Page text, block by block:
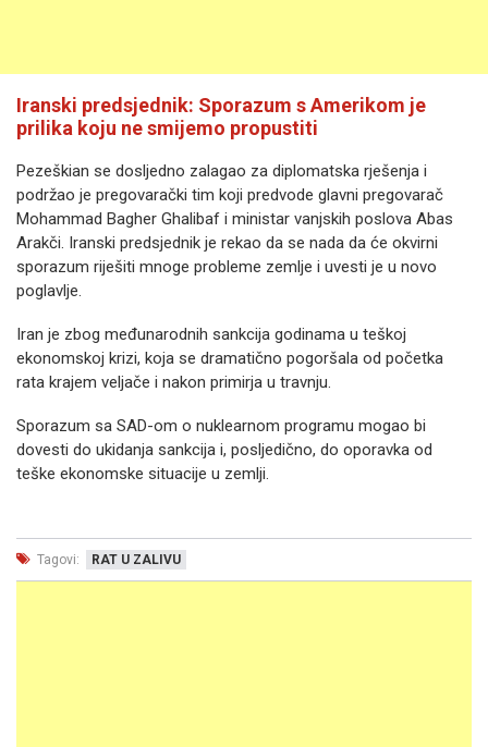
Iranski predsjednik: Sporazum s Amerikom je
prilika koju ne smijemo propustiti
Pezeškian se dosljedno zalagao za diplomatska rješenja i
podržao je pregovarački tim koji predvode glavni pregovarač
Mohammad Bagher Ghalibaf i ministar vanjskih poslova Abas
Arakči. Iranski predsjednik je rekao da se nada da će okvirni
sporazum riješiti mnoge probleme zemlje i uvesti je u novo
poglavlje.
Iran je zbog međunarodnih sankcija godinama u teškoj
ekonomskoj krizi, koja se dramatično pogoršala od početka
rata krajem veljače i nakon primirja u travnju.
Sporazum sa SAD-om o nuklearnom programu mogao bi
dovesti do ukidanja sankcija i, posljedično, do oporavka od
teške ekonomske situacije u zemlji.
Tagovi: RAT U ZALIVU